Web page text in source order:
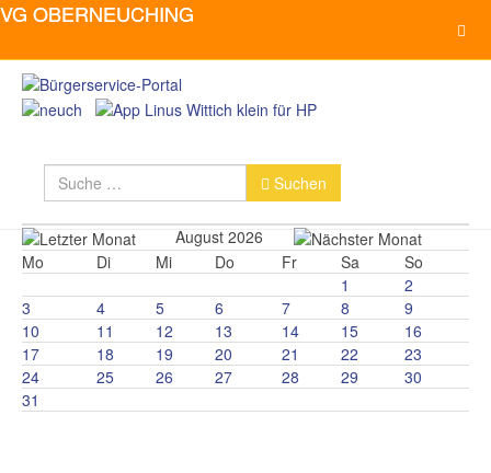
Suchen Suchen
August 2026
Mo
Di Mi Do Fr Sa
So
1
2
3
4 5 6 7 8
9
10
11 12 13 14 15
16
17
18 19 20 21 22
23
24
25 26 27 28 29
30
31